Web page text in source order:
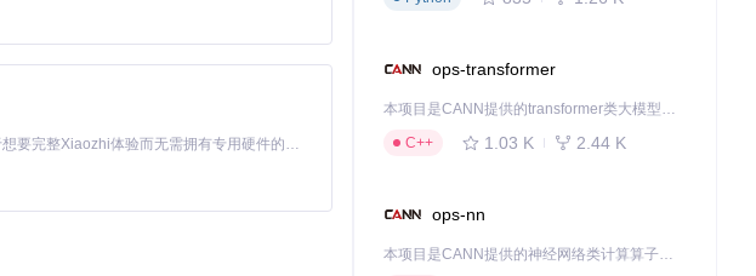
一个设备上看到相同的 AR 对象。
一地点可以看到这些对象。
基于Python的Xiaozhi AI，适用于想要完整Xiaozhi体验而无需拥有专用硬件的用户。
ops-transformer
本项目是CANN提供的transformer类大模型算子库，实现网络在NPU上加速计算。
C++
1.03 K 2.44 K
ops-nn
本项目是CANN提供的神经网络类计算算子库，实现网络在NPU上加速计算。